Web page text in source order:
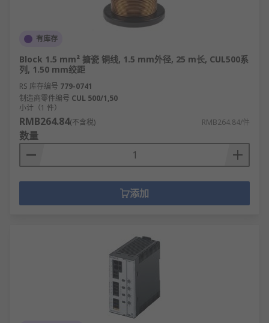
有库存
Block 1.5 mm² 搪瓷 铜线, 1.5 mm外径, 25 m长, CUL500系
列, 1.50 mm绞距
RS 库存编号 779-0741
制造商零件编号 CUL 500/1,50
小计（1 件）
RMB264.84(不含税) RMB264.84/件
数量
添加